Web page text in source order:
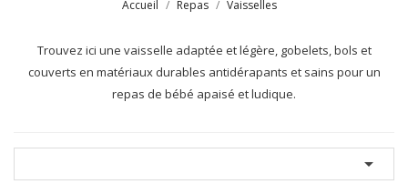
Accueil Repas Vaisselles
Trouvez ici une vaisselle adaptée et légère, gobelets, bols et
couverts en matériaux durables antidérapants et sains pour un
repas de bébé apaisé et ludique.
